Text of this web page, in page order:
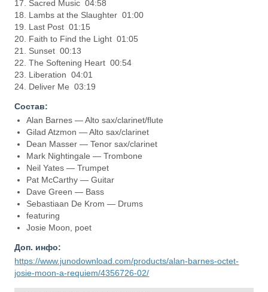
17. Sacred Music 04:58
18. Lambs at the Slaughter 01:00
19. Last Post 01:15
20. Faith to Find the Light 01:05
21. Sunset 00:13
22. The Softening Heart 00:54
23. Liberation 04:01
24. Deliver Me 03:19
Состав:
Alan Barnes — Alto sax/clarinet/flute
Gilad Atzmon — Alto sax/clarinet
Dean Masser — Tenor sax/clarinet
Mark Nightingale — Trombone
Neil Yates — Trumpet
Pat McCarthy — Guitar
Dave Green — Bass
Sebastiaan De Krom — Drums
featuring
Josie Moon, poet
Доп. инфо:
https://www.junodownload.com/products/alan-barnes-octet-
josie-moon-a-requiem/4356726-02/